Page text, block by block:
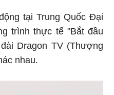
tại Trung Quốc Đại
trình thực tế "Bắt đầu
Dragon TV (Thượng
nhau.